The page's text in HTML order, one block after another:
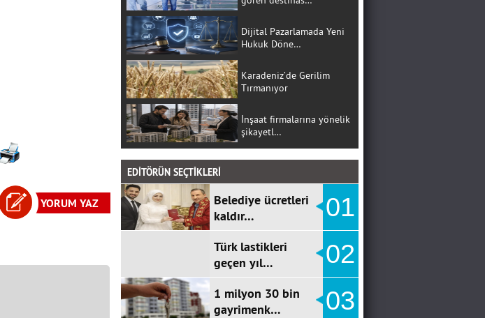
YORUM YAZ
Dijital Pazarlamada Yeni
Hukuk Döne…
Karadeniz’de Gerilim
Tırmanıyor
İnşaat firmalarına yönelik
şikayetl…
EDİTÖRÜN SEÇTİKLERİ
Belediye ücretleri
kaldır…
01
Türk lastikleri
geçen yıl…
02
1 milyon 30 bin
gayrimenk…
03